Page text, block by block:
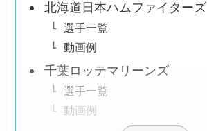
北海道日本ハムファイターズ
選手一覧
動画例
千葉ロッテマリーンズ
選手一覧
動画例